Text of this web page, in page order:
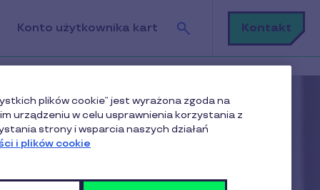
Konto użytkownika kart
Szukaj
Kontakt
plików cookie” jest wyrażona zgoda na
urządzeniu w celu usprawnienia korzystania z
strony i wsparcia naszych działań
i plików cookie